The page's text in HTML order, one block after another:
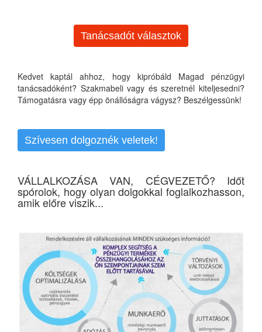
Tanácsadót választok
Kedvet kaptál ahhoz, hogy kipróbáld Magad pénzügyi
tanácsadóként? Szakmabeli vagy és szeretnél kiteljesedni?
Támogatásra vagy épp önállóságra vágysz? Beszélgessünk!
Szívesen dolgoznék veletek!
VÁLLALKOZÁSA VAN, CÉGVEZETŐ? Időt
spórolok, hogy olyan dolgokkal foglalkozhasson,
amik előre viszik...